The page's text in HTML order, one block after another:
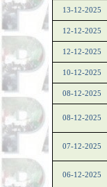
13-12-2025
12-12-2025
12-12-2025
10-12-2025
08-12-2025
08-12-2025
07-12-2025
06-12-2025